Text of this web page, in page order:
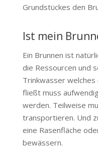
Grundstückes den
Ist mein
Ein Brunnen ist
die Ressourcen und
Trinkwasser
fließt muss
werden. Teilweise
transportieren. Und
eine Rasenfläche
bewässern.